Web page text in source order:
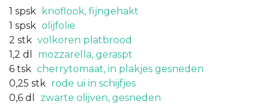
1 spsk
knoflook, fijngehakt
1 spsk olijfolie
2 stk volkoren platbrood
1,2 dl
mozzarella, geraspt
6 tsk cherrytomaat, in plakjes gesneden
0,25 stk rode ui in schijfjes
0,6 dl
zwarte olijven, gesneden